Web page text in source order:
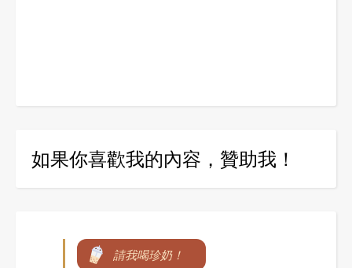
如果你喜歡我的內容，贊助我！
請我喝珍奶！